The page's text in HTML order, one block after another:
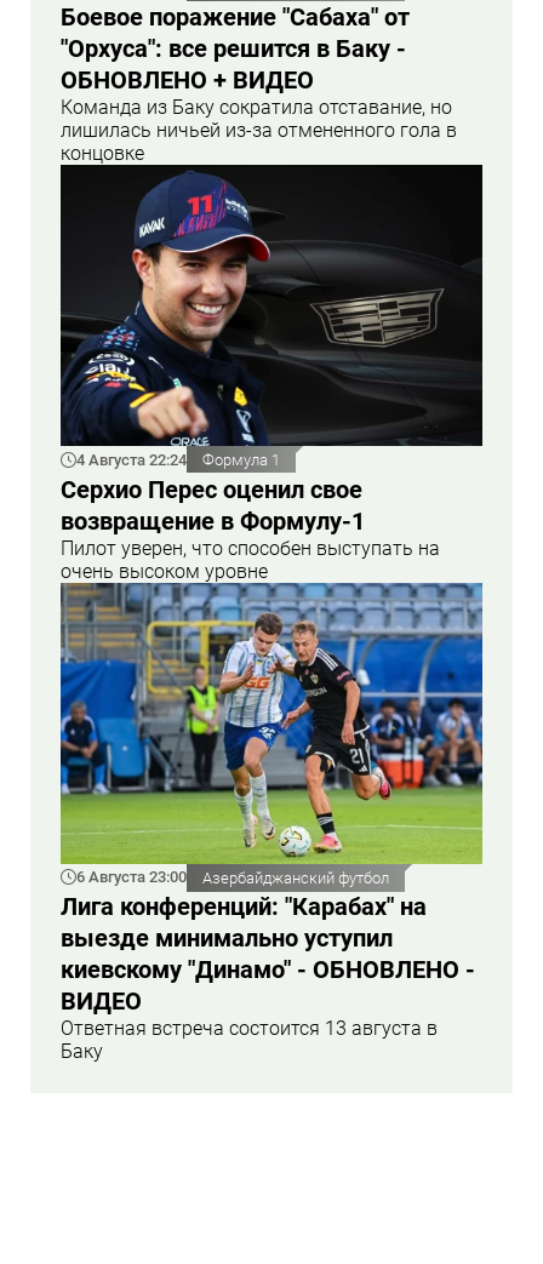
Боевое поражение "Сабаха" от
"Орхуса": все решится в Баку -
ОБНОВЛЕНО + ВИДЕО
Команда из Баку сократила отставание, но
лишилась ничьей из-за отмененного гола в
концовке
4 Августа 22:24 Формула 1
Серхио Перес оценил свое
возвращение в Формулу-1
Пилот уверен, что способен выступать на
очень высоком уровне
6 Августа 23:00 Азербайджанский футбол
Лига конференций: "Карабах" на
выезде минимально уступил
киевскому "Динамо" - ОБНОВЛЕНО -
ВИДЕО
Ответная встреча состоится 13 августа в
Баку